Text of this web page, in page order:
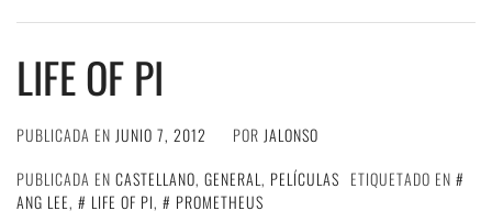
LIFE OF PI
PUBLICADA EN JUNIO 7, 2012 POR JALONSO
PUBLICADA EN CASTELLANO, GENERAL, PELÍCULAS ETIQUETADO EN
ANG LEE, LIFE OF PI,
PROMETHEUS